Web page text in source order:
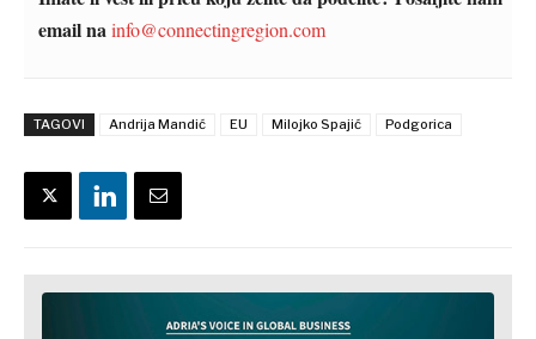
email nainfo@connectingregion.com
TAGOVI Andrija Mandić EU Milojko Spajić Podgorica